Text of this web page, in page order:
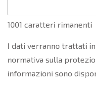
1001 caratteri rimanenti
I dati verranno trattati
normativa sulla
informazioni sono